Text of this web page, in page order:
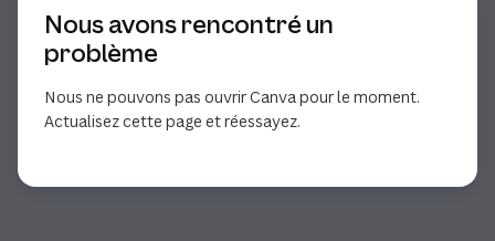
Nous avons rencontré un
problème
Nous ne pouvons pas ouvrir Canva pour le moment.
Actualisez cette page et réessayez.